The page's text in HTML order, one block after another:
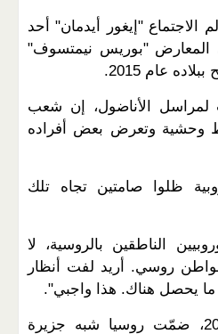
"إيغور أيدمان" أحد
المعارض "بوريس نيمتسوف"
عام 2015.
لمراسل الأناضول، إن شعب
وحشية وتعرض بعض أفراده
ظلوا صامتين تجاه تلك
الناطقين بالروسية، لا
مواطن روسي. أريد لفت أنظار
ما يحصل هناك. هذا واجبي".
وفي 16 مارس/آذار 2014، ضمّت روسيا شبه جزيرة